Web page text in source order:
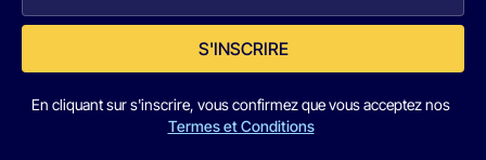
S'INSCRIRE
En cliquant sur s'inscrire, vous confirmez que vous acceptez nos
Termes et Conditions